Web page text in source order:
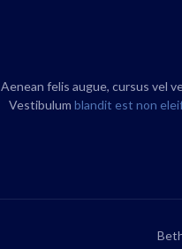
Aenean felis augue, cursus vel
Vestibulum blandit est non